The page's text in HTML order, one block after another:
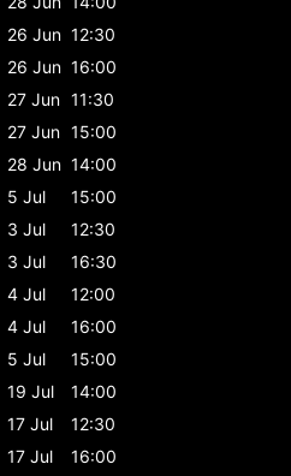
26 Jun 12:30
26 Jun 16:00
27 Jun 11:30
27 Jun 15:00
28 Jun 14:00
5 Jul
15:00
3 Jul
12:30
3 Jul
16:30
4 Jul
12:00
4 Jul
16:00
5 Jul
15:00
19 Jul
14:00
17 Jul
12:30
17 Jul
16:00